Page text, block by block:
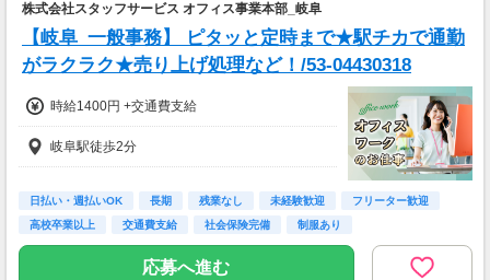
株式会社スタッフサービス オフィス事業本部_岐阜
【岐阜_一般事務】 ピタッと定時まで★駅チカで通勤
がラクラク★売り上げ処理など！/53-04430318
時給1400円 +交通費支給
岐阜駅徒歩2分
日払い・週払いOK 長期 残業なし 未経験歓迎
フリーター歓迎
高校卒業以上
交通費支給 社会保険完備 制服あり
応募へ進む